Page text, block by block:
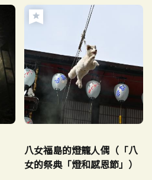
八女福島的燈籠人偶（「八
女的祭典「燈和感恩節」）